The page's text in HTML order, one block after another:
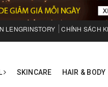
LENGRINSTORY CHÍNH SÁCH
SKINCARE HAIR & BODY